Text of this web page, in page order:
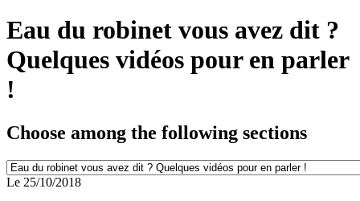
Eau du robinet vous avez dit ?
Quelques vidéos pour en parler
!
Choose among the following sections
Le 25/10/2018